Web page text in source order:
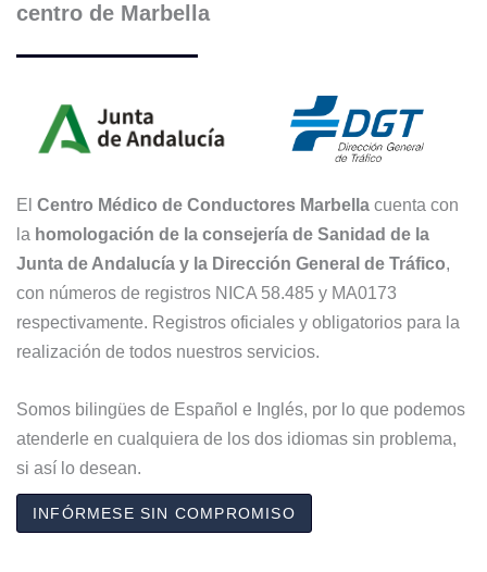
centro de Marbella
El Centro Médico de Conductores Marbella cuenta con
la homologación de la consejería de Sanidad de la
Junta de Andalucía y la Dirección General de Tráfico,
con números de registros NICA 58.485 y MA0173
respectivamente. Registros oficiales y obligatorios para la
realización de todos nuestros servicios.
Somos bilingües de Español e Inglés, por lo que podemos
atenderle en cualquiera de los dos idiomas sin problema,
si así lo desean.
INFÓRMESE SIN COMPROMISO